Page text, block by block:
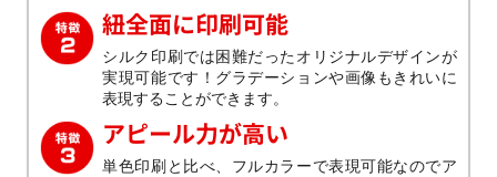
紐全面に印刷可能
シルク印刷では困難だったオリジナルデザインが
実現可能です！グラデーションや画像もきれいに
表現することができます。
アピール力が高い
単色印刷と比べ、フルカラーで表現可能なのでア